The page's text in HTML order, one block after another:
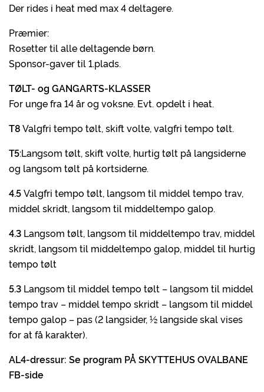
Der rides i heat med max 4 deltagere.
Præmier:
Rosetter til alle deltagende børn.
Sponsor-gaver til 1.plads.
TØLT- og GANGARTS-KLASSER
For unge fra 14 år og voksne. Evt. opdelt i heat.
T8Valgfri tempo tølt, skift volte, valgfri tempo tølt.
T5:Langsom tølt, skift volte, hurtig tølt på langsiderne
og langsom tølt på kortsiderne.
4.5Valgfri tempo tølt, langsom til middel tempo trav,
middel skridt, langsom til middeltempo galop.
4.3 Langsom tølt, langsom til middeltempo trav, middel
skridt, langsom til middeltempo galop, middel til hurtig
tempo tølt
5.3 Langsom til middel tempo tølt – langsom til middel
tempo trav – middel tempo skridt – langsom til middel
tempo galop – pas (2 langsider, ½ langside skal vises
for at få karakter).
AL4-dressur: Se program PÅ SKYTTEHUS OVALBANE
FB-side